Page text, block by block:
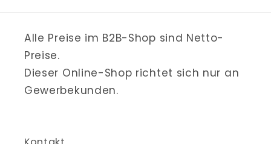
Alle Preise im B2B-Shop sind Netto-
Preise.
Dieser Online-Shop richtet sich nur an
Gewerbekunden.